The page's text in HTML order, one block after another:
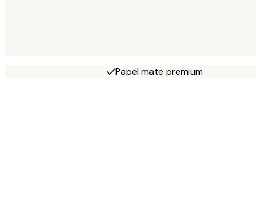
Papel mate premium